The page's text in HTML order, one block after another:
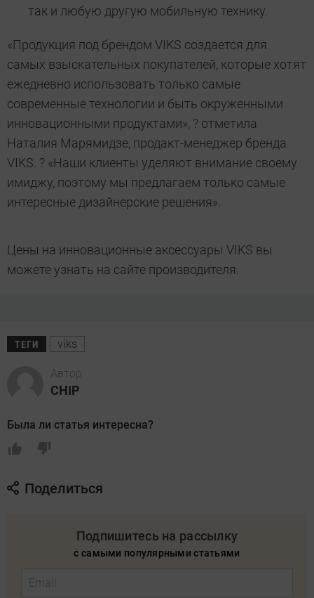
так и любую другую мобильную технику.
«Продукция под брендом VIKS создается для
самых взыскательных покупателей, которые хотят
ежедневно использовать только самые
современные технологии и быть окруженными
инновационными продуктами», ? отметила
Наталия Марямидзе, продакт-менеджер бренда
VIKS. ? «Наши клиенты уделяют внимание своему
имиджу, поэтому мы предлагаем только самые
интересные дизайнерские решения».
Цены на инновационные аксессуары VIKS вы
можете узнать на сайте производителя.
ТЕГИ viks
Автор
CHIP
Была ли статья интересна?
Поделиться
Подпишитесь на рассылку
с самыми популярными статьями